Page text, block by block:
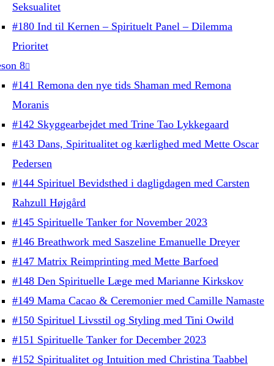
Seksualitet
#180 Ind til Kernen – Spirituelt Panel – Dilemma
Prioritet
8
#141 Remona den nye tids Shaman med Remona
Moranis
#142 Skyggearbejdet med Trine Tao Lykkegaard
#143 Dans, Spiritualitet og kærlighed med Mette Oscar
Pedersen
#144 Spirituel Bevidsthed i dagligdagen med Carsten
Rahzull Højgård
#145 Spirituelle Tanker for November 2023
#146 Breathwork med Saszeline Emanuelle Dreyer
#147 Matrix Reimprinting med Mette Barfoed
#148 Den Spirituelle Læge med Marianne Kirkskov
#149 Mama Cacao & Ceremonier med Camille Namaste
#150 Spirituel Livsstil og Styling med Tini Owild
#151 Spirituelle Tanker for December 2023
#152 Spiritualitet og Intuition med Christina Taabbel